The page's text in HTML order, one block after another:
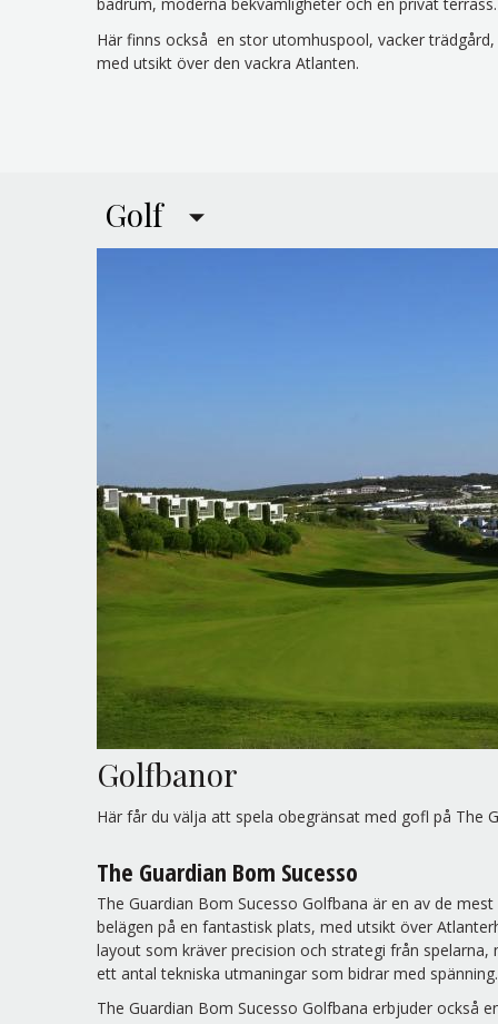
badrum, moderna bekvämligheter och en privat terrass.
Här finns också en stor utomhuspool, vacker
med utsikt över den vackra Atlanten.
Golf
Golfbanor
Här får du välja att spela obegränsat med gofl på The
The Guardian Bom Sucesso
The Guardian Bom Sucesso Golfbana är en av de
belägen på en fantastisk plats, med utsikt över
layout som kräver precision och strategi från
ett antal tekniska utmaningar som bidrar med spänning.
The Guardian Bom Sucesso Golfbana erbjuder också